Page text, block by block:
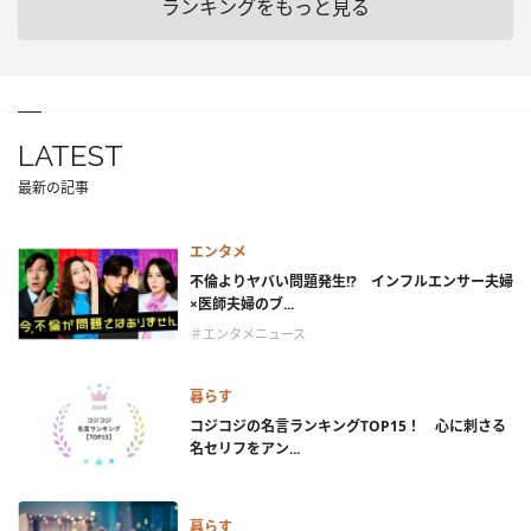
ランキングをもっと見る
LATEST
最新の記事
エンタメ
不倫よりヤバい問題発生!? インフルエンサー夫婦
×医師夫婦のブ...
＃エンタメニュース
暮らす
コジコジの名言ランキングTOP15！ 心に刺さる
名セリフをアン...
暮らす